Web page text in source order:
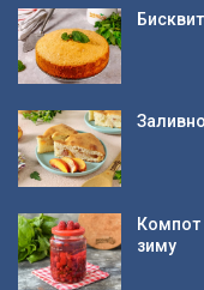
Компот
зиму